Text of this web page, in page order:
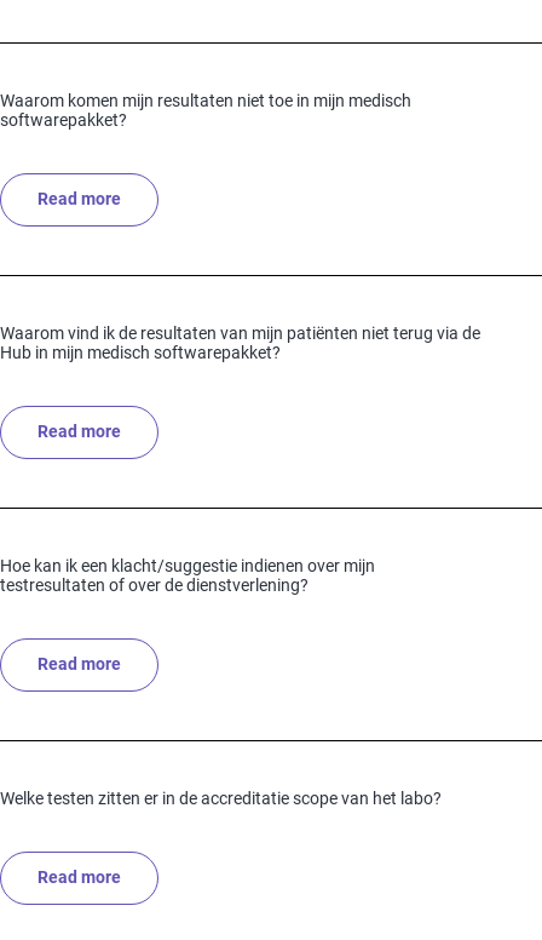
Waarom komen mijn resultaten niet toe in mijn medisch
softwarepakket?
Read more about Waarom komen mijn resultaten niet toe in mijn
Waarom vind ik de resultaten van mijn patiënten niet terug via de
Hub in mijn medisch softwarepakket?
Read more about Waarom vind ik de resultaten van mijn
Hoe kan ik een klacht/suggestie indienen over mijn
testresultaten of over de dienstverlening?
Read more about Hoe kan ik een klacht/suggestie indienen
Welke testen zitten er in de accreditatie scope van het labo?
Read more about Welke testen zitten er in de accreditatie scope